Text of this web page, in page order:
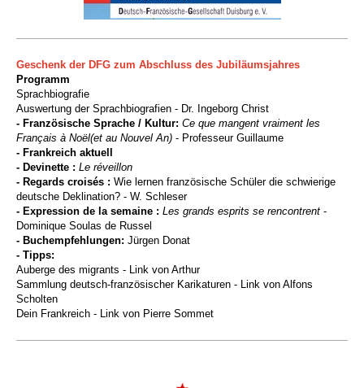
Geschenk der DFG zum Abschluss des Jubiläumsjahres
Programm
Sprachbiografie
Auswertung der Sprachbiografien - Dr. Ingeborg Christ
- Französische Sprache / Kultur: Ce que mangent vraiment les
Français à Noël(et au Nouvel An) - Professeur Guillaume
- Frankreich aktuell
- Devinette : Le réveillon
- Regards croisés : Wie lernen französische Schüler die schwierige
deutsche Deklination? - W. Schleser
- Expression de la semaine : Les grands esprits se rencontrent -
Dominique Soulas de Russel
- Buchempfehlungen: Jürgen Donat
- Tipps:
Auberge des migrants - Link von Arthur
Sammlung deutsch-französischer Karikaturen - Link von Alfons
Scholten
Dein Frankreich - Link von Pierre Sommet